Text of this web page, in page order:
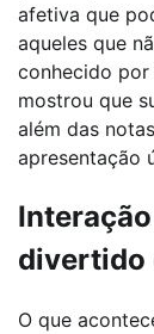
afetiva que
aqueles que
conhecido por
mostrou que
além das
apresentação
divertido
O que